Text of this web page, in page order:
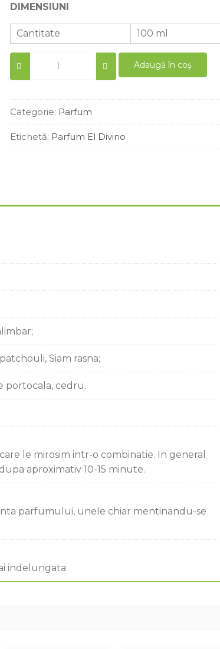
DIMENSIUNI
Cantitate 100 ml
Parfum
femei
similar
des
Merveilles
100
Adaugă în coș
Categorie: Parfum
Etichetă: Parfum El Divino
Siam rasna;
portocala, cedru.
le mirosim intr-o combinatie. In general
aproximativ 10-15 minute.
parfumului, unele chiar mentinandu-se
indelungata